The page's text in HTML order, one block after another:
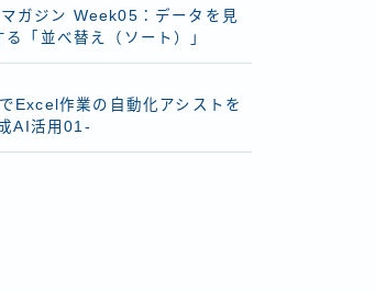
ガジン Week05：データを見
る「並べ替え（ソート）」
Excel作業の自動化アシストを
AI活用01-